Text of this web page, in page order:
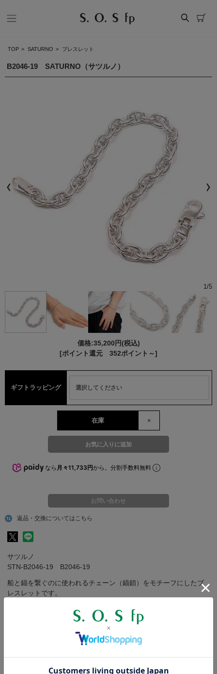
TOP > SATURNO > ブレスレット
B2046-19 SATURNO（サツルノ）
1/5
価格:35,200円(税込)
[ポイント還元 352ポイント～]
ギフトラッピング
在庫 ×
なら 月々11,733円から。分割手数料無料
返品・交換についてはこちら
お問い合わせ
サツルノ
STN-B2046-19 B2046-19
船と錨を繋ぐのに使われるチェーン（錨鎖）をモチーフにしたブ
レスレットです。
【寸法】幅：約5.9mm
【サイズ】約19cm